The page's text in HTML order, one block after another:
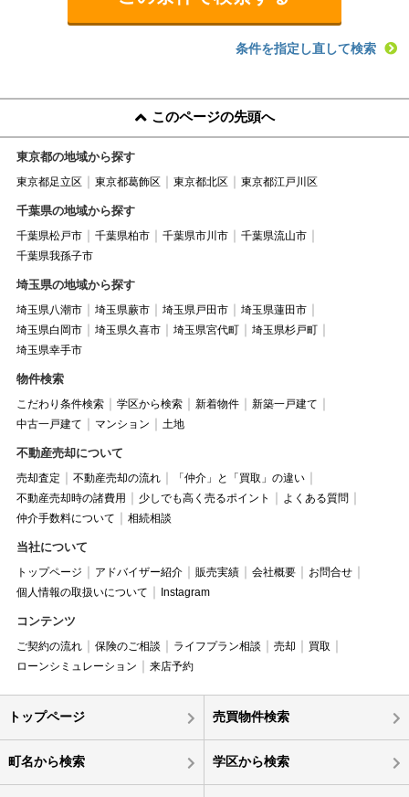
条件を指定し直して検索
このページの先頭へ
東京都の地域から探す
東京都足立区 東京都葛飾区 東京都北区 東京都江戸川区
千葉県の地域から探す
千葉県松戸市 千葉県柏市 千葉県市川市
千葉県流山市
千葉県我孫子市
埼玉県の地域から探す
埼玉県八潮市 埼玉県蕨市 埼玉県戸田市
埼玉県蓮田市
埼玉県白岡市
埼玉県久喜市 埼玉県宮代町
埼玉県杉戸町
埼玉県幸手市
物件検索
こだわり条件検索 学区から検索 新着物件
新築一戸建て
中古一戸建て
マンション 土地
不動産売却について
売却査定 不動産売却の流れ
「仲介」と「買取」の違い
不動産売却時の諸費用
少しでも高く売るポイント
よくある質問
仲介手数料について
相続相談
当社について
トップページ アドバイザー紹介 販売実績 会社概要
お問合せ
個人情報の取扱いについて
Instagram
コンテンツ
ご契約の流れ 保険のご相談 ライフプラン相談 売却
買取
ローンシミュレーション
来店予約
トップページ 売買物件検索
町名から検索 学区から検索